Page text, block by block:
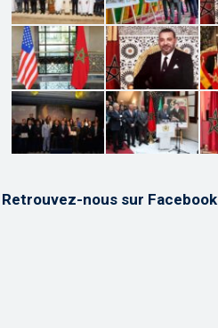
Retrouvez-nous sur Facebook